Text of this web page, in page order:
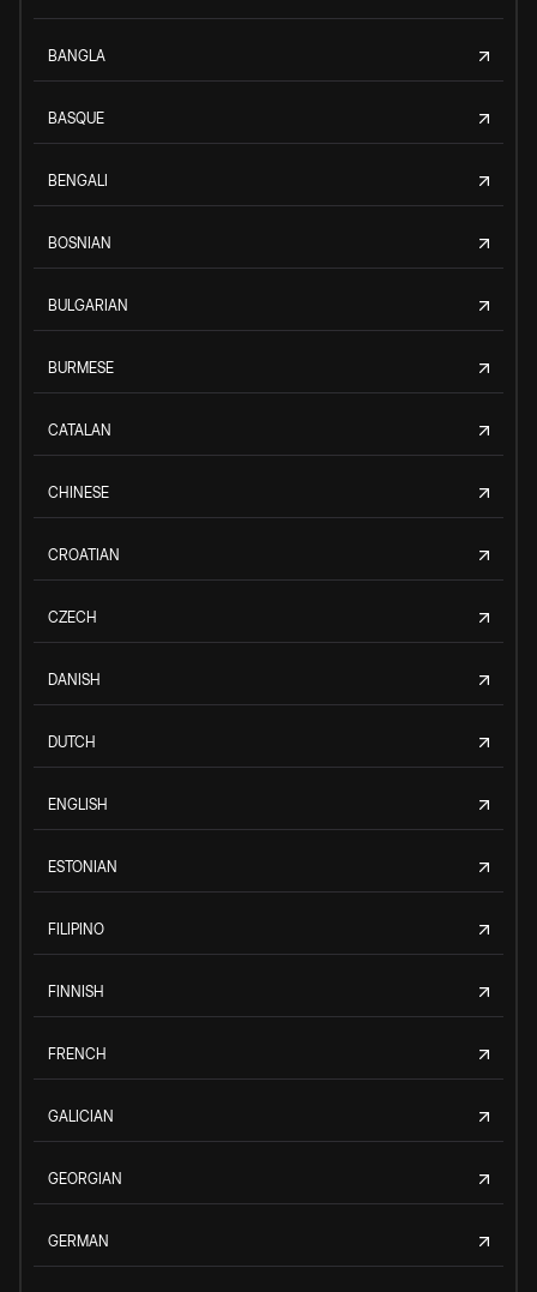
BANGLA
BASQUE
BENGALI
BOSNIAN
BULGARIAN
BURMESE
CATALAN
CHINESE
CROATIAN
CZECH
DANISH
DUTCH
ENGLISH
ESTONIAN
FILIPINO
FINNISH
FRENCH
GALICIAN
GEORGIAN
GERMAN